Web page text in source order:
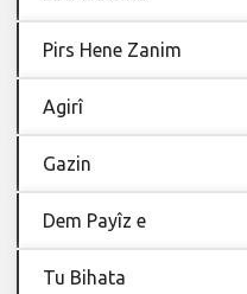
Pirs Hene Zanim
Agirî
Gazin
Dem Payîz e
Tu Bihata